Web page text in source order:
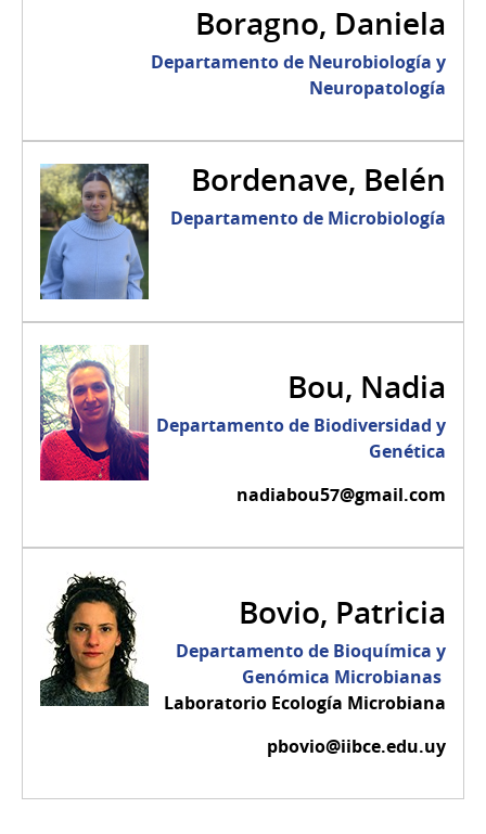
Boragno, Daniela
Departamento de Neurobiología y
Neuropatología
Bordenave, Belén
Departamento de Microbiología
Bou, Nadia
Departamento de Biodiversidad y
Genética
nadiabou57@gmail.com
Bovio, Patricia
Departamento de Bioquímica y
Genómica Microbianas
Laboratorio Ecología Microbiana
pbovio@iibce.edu.uy